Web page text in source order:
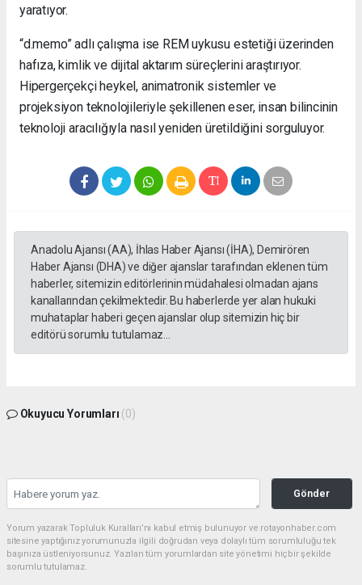
yaratıyor.
“d.memo” adlı çalışma ise REM uykusu estetiği üzerinden
hafıza, kimlik ve dijital aktarım süreçlerini araştırıyor.
Hipergerçekçi heykel, animatronik sistemler ve
projeksiyon teknolojileriyle şekillenen eser, insan bilincinin
teknoloji aracılığıyla nasıl yeniden üretildiğini sorguluyor.
Anadolu Ajansı (AA), İhlas Haber Ajansı (İHA), Demirören
Haber Ajansı (DHA) ve diğer ajanslar tarafından eklenen tüm
haberler, sitemizin editörlerinin müdahalesi olmadan ajans
kanallarından çekilmektedir. Bu haberlerde yer alan hukuki
muhataplar haberi geçen ajanslar olup sitemizin hiç bir
editörü sorumlu tutulamaz...
Okuyucu Yorumları (0)
Gönder
Yorum yazarak Topluluk Kuralları’nı kabul etmiş bulunuyor ve rotayonhaber.com
sitesine yaptığınız yorumunuzla ilgili doğrudan veya dolaylı tüm sorumluluğu tek
başınıza üstleniyorsunuz. Yazılan tüm yorumlardan site yönetimi hiçbir şekilde
sorumlu tutulamaz.